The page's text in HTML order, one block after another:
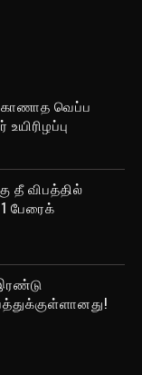
வெப்ப
தீ விபத்தில்
பேரைக்